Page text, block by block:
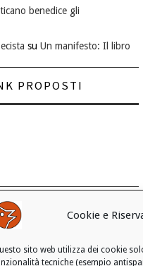
Cookie e
sito web utilizza dei cookie
tecniche (esempio
benedice gli
su Un manifesto: Il libro
PROPOSTI
ai cookie
CONSENSO